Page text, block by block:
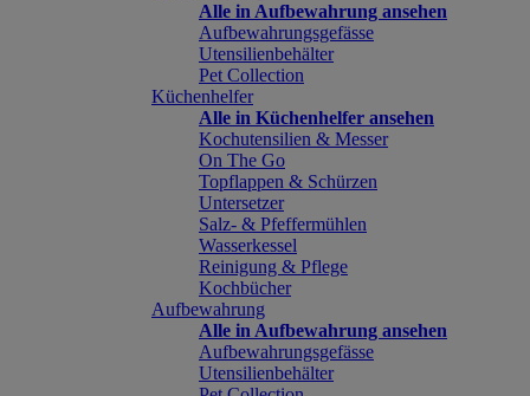
Alle in Aufbewahrung ansehen
Aufbewahrungsgefässe
Utensilienbehälter
Pet Collection
Küchenhelfer
Alle in Küchenhelfer ansehen
Kochutensilien & Messer
On The Go
Topflappen & Schürzen
Untersetzer
Salz- & Pfeffermühlen
Wasserkessel
Reinigung & Pflege
Kochbücher
Aufbewahrung
Alle in Aufbewahrung ansehen
Aufbewahrungsgefässe
Utensilienbehälter